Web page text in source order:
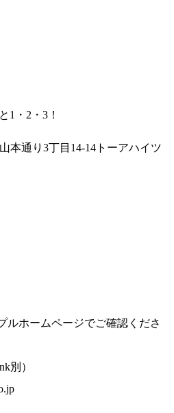
1・2・3！
本通り3丁目14-14トーアハイツ
ルホームページでご確認くださ
別）